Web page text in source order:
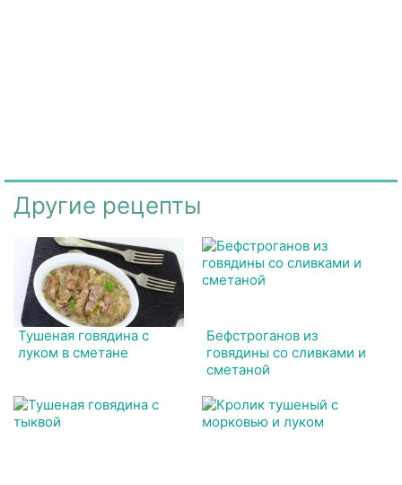
Другие рецепты
Тушеная говядина с
луком в сметане
Бефстроганов из
говядины со сливками и
сметаной